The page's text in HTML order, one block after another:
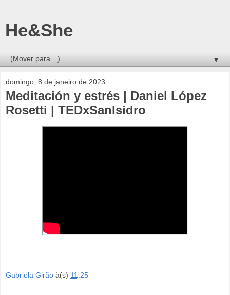
He&She
▼
domingo, 8 de janeiro de 2023
Meditación y estrés | Daniel López
Rosetti | TEDxSanIsidro
Gabriela Girão à(s) 11:25